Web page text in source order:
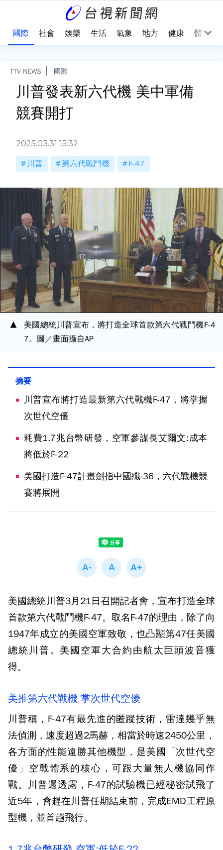
國際 社會 娛樂 生活 氣象 地方 健康 體育
TTV NEWS 國際
川普發表新六代機 美中軍備
競賽開打
2025.03.31 15:32
川普 第六代戰鬥機 F-47
美國總統川普宣布，將打造全球首款第六代戰鬥機F-4
7。圖／畫面攝自AP
川普宣布將打造最新第六代戰機F-47，將掌握
次世代空優
耗費1.7兆台幣研發，空軍參謀長艾爾文:成本
將低於F-22
美國打造F-47計畫劍指中國殲-36，六代戰機競
賽將展開
美國總統川普3月21日召開記者會，宣布打造全球
首款第六代戰鬥機F-47。取名F-47的理由，除了向
1947年成立的美國空軍致敬，也凸顯第47任美國
總統川普。美國空軍大合約由航太巨頭波音獲
得。
美推第六代戰機 掌次世代空優
川普稱，F-47有最先進的匿蹤技術，雷達幾乎無
法偵測，速度超過2馬赫，相當於時速2450公里，
各方面的性能遠勝其他機型，是美國「次世代空
優」空戰體系的核心，可跟大量無人機協同作
戰。川普還透露，F-47的試驗機已經秘密試飛了
近5年，會趕在川普任期結束前，完成EMD工程原
型機，並首趟飛行。